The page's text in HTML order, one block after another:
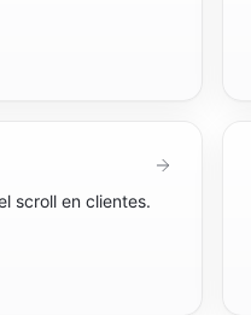
scroll en clientes.